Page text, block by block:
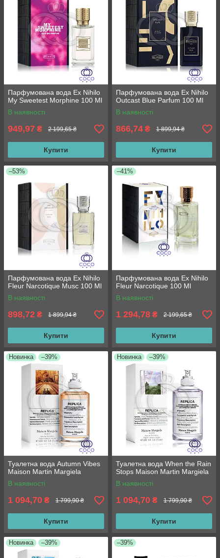
Парфумована вода Ex Nihilo
My Sweetest Morphine 100 Ml
В наявності
949,97 ₴ 2 199,65 ₴
Купити
Парфумована вода Ex Nihilo
Outcast Blue Parfum 100 Ml
В наявності
866,74 ₴ 1 899,94 ₴
Купити
–53%
Парфумована вода Ex Nihilo
Fleur Narcotique Musc 100 Ml
В наявності
898,72 ₴ 1 899,94 ₴
Купити
–41%
Парфумована вода Ex Nihilo
Fleur Narcotique 100 Ml
В наявності
1 294,78 ₴ 2 199,65 ₴
Купити
Новинка –39%
Туалетна вода Autumn Vibes
Maison Martin Margiela
В наявності
1 094,70 ₴ 1 799,90 ₴
Купити
Новинка –39%
Туалетна вода When the Rain
Stops Maison Martin Margiela
В наявності
1 094,70 ₴ 1 799,90 ₴
Купити
Новинка –39% –39%